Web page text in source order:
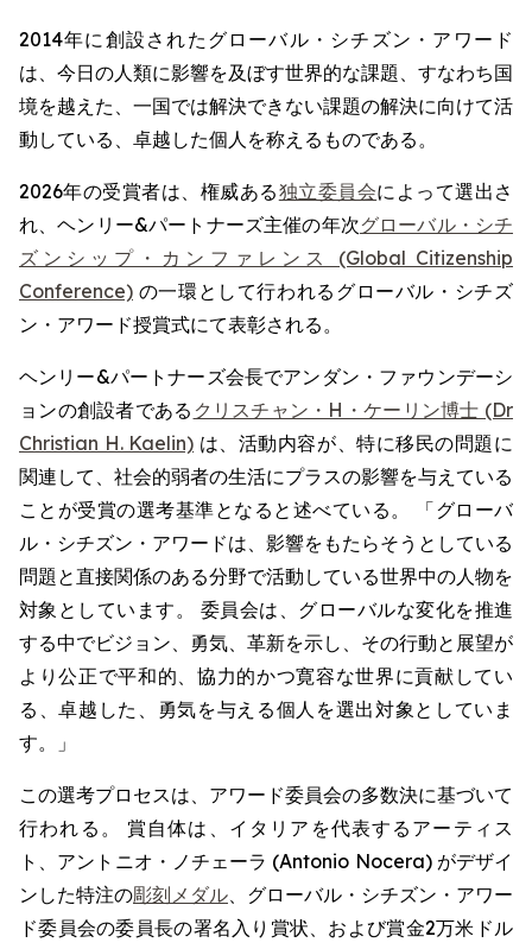
2014年に創設されたグローバル・シチズン・アワード
は、今日の人類に影響を及ぼす世界的な課題、すなわち国
境を越えた、一国では解決できない課題の解決に向けて活
動している、卓越した個人を称えるものである。
2026年の受賞者は、権威ある独立委員会によって選出さ
れ、ヘンリー&パートナーズ主催の年次グローバル・シチ
ズンシップ・カンファレンス (Global Citizenship
Conference) の一環として行われるグローバル・シチズ
ン・アワード授賞式にて表彰される。
ヘンリー&パートナーズ会長でアンダン・ファウンデーシ
ョンの創設者である クリスチャン・H・ケーリン博士 (Dr
Christian H. Kaelin) は、活動内容が、特に移民の問題に
関連して、社会的弱者の生活にプラスの影響を与えている
ことが受賞の選考基準となると述べている。 「グローバ
ル・シチズン・アワードは、影響をもたらそうとしている
問題と直接関係のある分野で活動している世界中の人物を
対象としています。 委員会は、グローバルな変化を推進
する中でビジョン、勇気、革新を示し、その行動と展望が
より公正で平和的、協力的かつ寛容な世界に貢献してい
る、卓越した、勇気を与える個人を選出対象としていま
す。」
この選考プロセスは、アワード委員会の多数決に基づいて
行われる。 賞自体は、イタリアを代表するアーティス
ト、アントニオ・ノチェーラ (Antonio Nocera) がデザイ
ンした特注の彫刻メダル、グローバル・シチズン・アワー
ド委員会の委員長の署名入り賞状、および賞金2万米ドル